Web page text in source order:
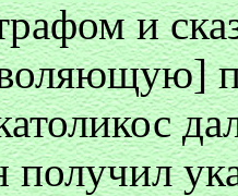
и
получил